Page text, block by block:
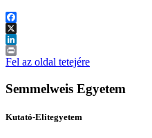
Facebook
X
LinkedIn
Print
Fel az oldal tetejére
Semmelweis Egyetem
Kutató-Elitegyetem